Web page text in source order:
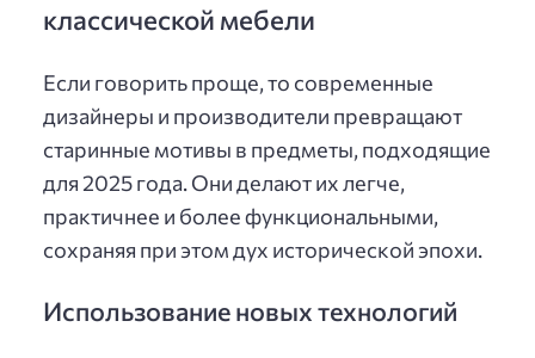
классической мебели
Если говорить проще, то современные
дизайнеры и производители превращают
старинные мотивы в предметы, подходящие
для 2025 года. Они делают их легче,
практичнее и более функциональными,
сохраняя при этом дух исторической эпохи.
Использование новых технологий